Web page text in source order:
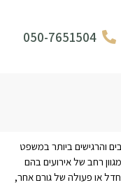
050-7651504
והרגישים ביותר במשפט
רחב של אירועים בהם
או פעולה של גורם אחר,